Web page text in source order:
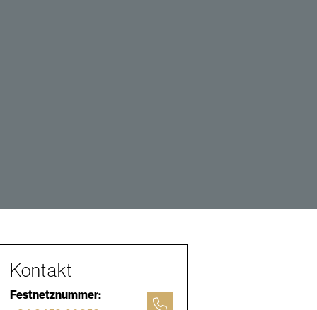
Kontakt
Festnetznummer: